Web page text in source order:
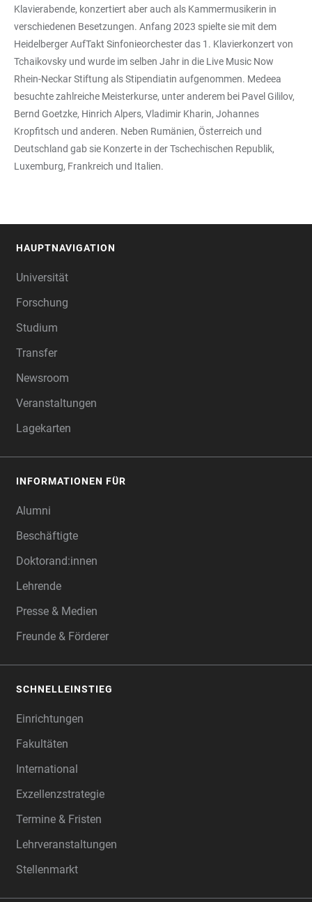
Klavierabende, konzertiert aber auch als Kammermusikerin in
verschiedenen Besetzungen. Anfang 2023 spielte sie mit dem
Heidelberger AufTakt Sinfonieorchester das 1. Klavierkonzert von
Tchaikovsky und wurde im selben Jahr in die Live Music Now
Rhein-Neckar Stiftung als Stipendiatin aufgenommen. Medeea
besuchte zahlreiche Meisterkurse, unter anderem bei Pavel Gililov,
Bernd Goetzke, Hinrich Alpers, Vladimir Kharin, Johannes
Kropfitsch und anderen. Neben Rumänien, Österreich und
Deutschland gab sie Konzerte in der Tschechischen Republik,
Luxemburg, Frankreich und Italien.
HAUPTNAVIGATION
Universität
Forschung
Studium
Transfer
Newsroom
Veranstaltungen
Lagekarten
INFORMATIONEN FÜR
Alumni
Beschäftigte
Doktorand:innen
Lehrende
Presse & Medien
Freunde & Förderer
SCHNELLEINSTIEG
Einrichtungen
Fakultäten
International
Exzellenzstrategie
Termine & Fristen
Lehrveranstaltungen
Stellenmarkt